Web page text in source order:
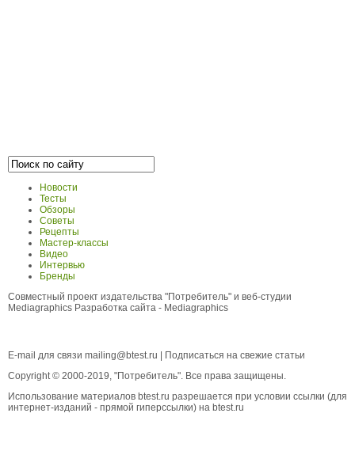
Новости
Тесты
Обзоры
Советы
Рецепты
Мастер-классы
Видео
Интервью
Бренды
Совместный проект издательства "Потребитель" и веб-студии
Mediagraphics Разработка сайта - Mediagraphics
E-mail для связи mailing@btest.ru | Подписаться на свежие статьи
Copyright © 2000-2019, "Потребитель". Все права защищены.
Использование материалов btest.ru разрешается при условии ссылки (для
интернет-изданий - прямой гиперссылки) на btest.ru